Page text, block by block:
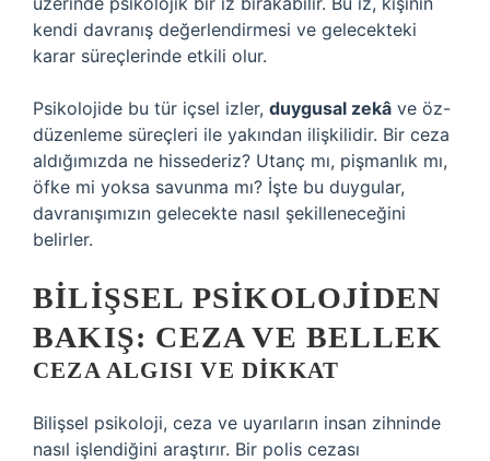
kendi davranış değerlendirmesi ve gelecekteki
karar süreçlerinde etkili olur.
Psikolojide bu tür içsel izler, duygusal zekâ ve öz-
düzenleme süreçleri ile yakından ilişkilidir. Bir ceza
aldığımızda ne hissederiz? Utanç mı, pişmanlık mı,
öfke mi yoksa savunma mı? İşte bu duygular,
davranışımızın gelecekte nasıl şekilleneceğini
belirler.
BILIŞSEL PSIKOLOJIDEN
BAKIŞ: CEZA VE BELLEK
CEZA ALGISI VE DIKKAT
Bilişsel psikoloji, ceza ve uyarıların insan zihninde
nasıl işlendiğini araştırır. Bir polis cezası